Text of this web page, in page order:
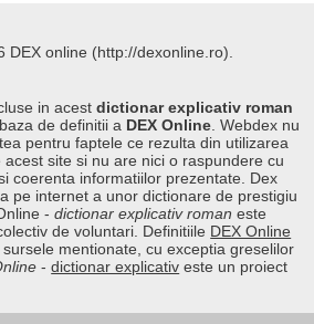
DEX online (http://dexonline.ro).
in acestdictionar explicativ roman
de definitii a DEX Online . Webdex nu
pentru faptele ce rezulta din utilizarea
site si nu are nici o raspundere cu
coerenta informatiilor prezentate. Dex
pe internet a unor dictionare de prestigiu
-dictionar explicativ roman este
de voluntari. Definitiile DEX Online
mentionate, cu exceptia greselilor
-dictionar explicativ este un proiect